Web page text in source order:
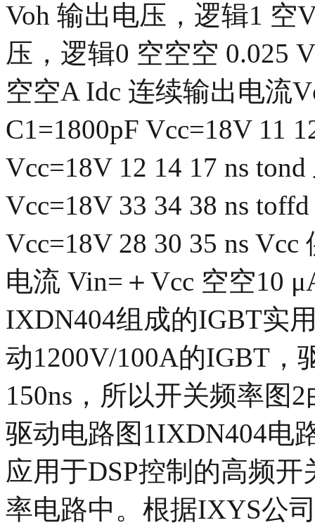
Voh 输出电压，逻辑1 空
压，逻辑0 空空空 0.025
空空A Idc 连续输出电流
C1=1800pF Vcc=18V 11
Vcc=18V 12 14 17 ns
Vcc=18V 33 34 38 ns
Vcc=18V 28 30 35 ns
电流 Vin=＋Vcc 空空10
IXDN404组成的IGBT实
动1200V/100A的IGBT，
150ns，所以开关频率图
驱动电路图1IXDN404电
应用于DSP控制的高频
率电路中。根据IXYS公